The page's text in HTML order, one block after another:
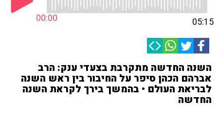
00:00 05:15
השנה החדשה מתקרבת בצעדי ענק: הרב
אברהם הכהן סיפר על החיבור בין ראש השנה
לבריאת העולם • בהמשך בירך לקראת השנה
החדשה